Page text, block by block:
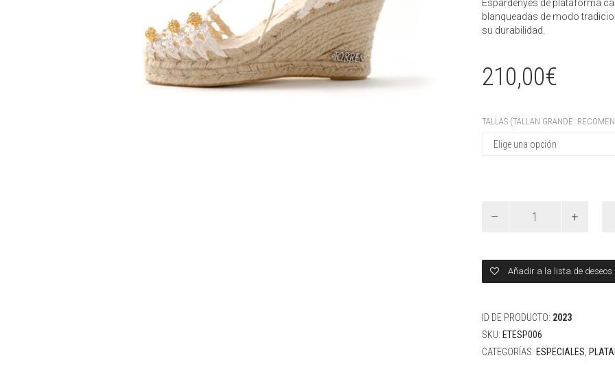
Espardenyes de plataforma
blanqueadas de modo
su durabilidad.
210,00€
TALLAS (TALLAN GRANDE:
abalorios
cantidad
Añadir a la lista de deseos
ID DE PRODUCTO: 2023
SKU: ETESP006
CATEGORÍAS: ESPECIALES